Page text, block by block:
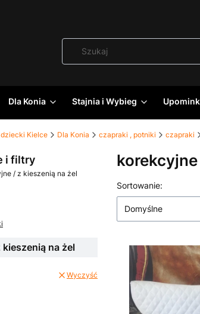
Dla Konia Stajnia i Wybieg
Kielce Dla Konia czapraki , potniki czapraki
i filtry
/ z kieszenią na żel
na żel
Wyczyść
Lista
Sortowanie:
Domyślne